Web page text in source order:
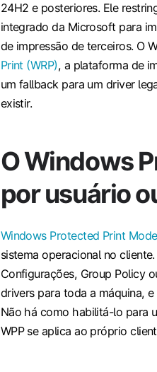
24H2 e posteriores. Ele
integrado da Microsoft para
de impressão de terceiros. O
Print (WRP), a plataforma de
um fallback para um driver
existir.
O Windows
por usuário
Windows Protected Print Mode
sistema operacional no
Configurações, Group Policy
drivers para toda a máquina,
Não há como habilitá-lo para
WPP se aplica ao próprio